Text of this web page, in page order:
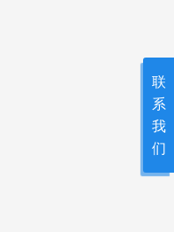
联
系
我
们